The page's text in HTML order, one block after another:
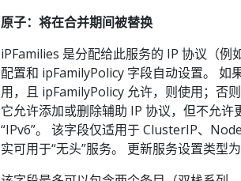
原子：将在合并期间被替换
iPFamilies 是分配给此服务的 IP 协议（
配置和 ipFamilyPolicy 字段自动设置。 如
用，且 ipFamilyPolicy 允许，则使用；否
它允许添加或删除辅助 IP 协议，但不允许
“IPv6”。 该字段仅适用于 ClusterIP、
实可用于“无头”服务。 更新服务设置类型